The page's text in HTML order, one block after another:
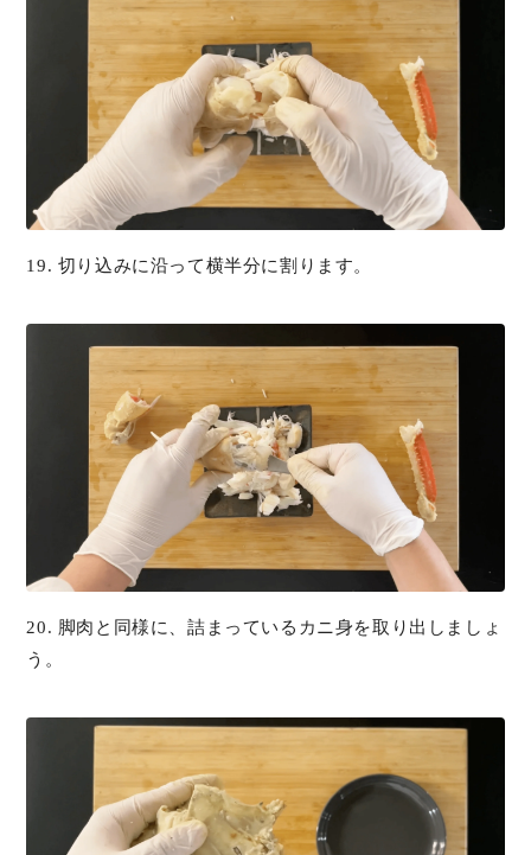
19. 切り込みに沿って横半分に割ります。
20. 脚肉と同様に、詰まっているカニ身を取り出しましょ
う。